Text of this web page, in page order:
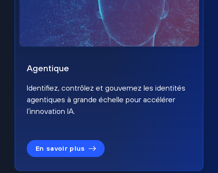
Agentique
Identifiez, contrôlez et gouvernez les identités
agentiques à grande échelle pour accélérer
l’innovation IA.
En savoir plus